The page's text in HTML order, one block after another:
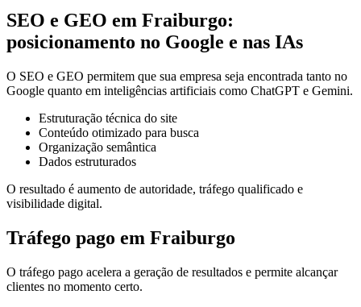
SEO e GEO em Fraiburgo:
posicionamento no Google e nas IAs
O SEO e GEO permitem que sua empresa seja encontrada tanto no
Google quanto em inteligências artificiais como ChatGPT e Gemini.
Estruturação técnica do site
Conteúdo otimizado para busca
Organização semântica
Dados estruturados
O resultado é aumento de autoridade, tráfego qualificado e
visibilidade digital.
Tráfego pago em Fraiburgo
O tráfego pago acelera a geração de resultados e permite alcançar
clientes no momento certo.